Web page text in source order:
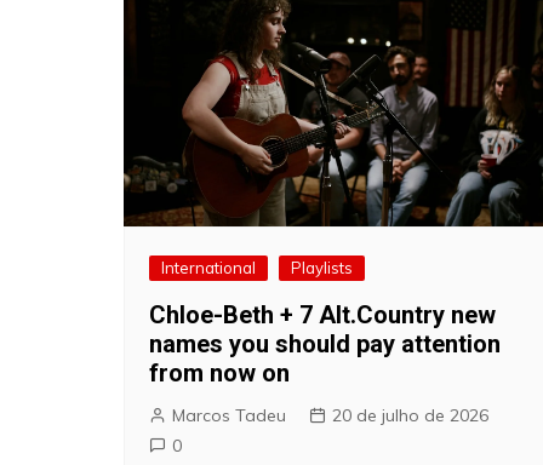
International Playlists
Chloe-Beth + 7 Alt.Country new
names you should pay attention
from now on
Marcos Tadeu
20 de julho de 2026
0